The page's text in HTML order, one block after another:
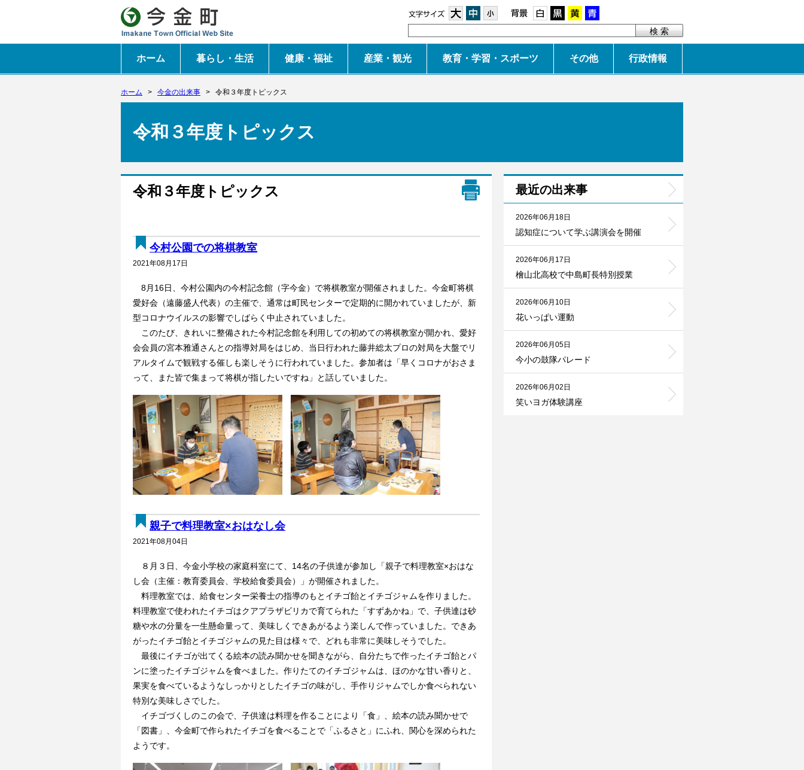
大 中 白 黒 黄
ホーム 暮らし・生活 健康・福祉 産業・観光 教育・学習・スポーツ その他 行政情報
ホーム > 今金の出来事 > 令和３年度トピックス
令和３年度トピックス
令和３年度トピックス
今村公園での将棋教室
2021年08月17日
8月16日、今村公園内の今村記念館（字今金）で将棋教室が開催されました。今金町将棋
愛好会（遠藤盛人代表）の主催で、通常は町民センターで定期的に開かれていましたが、新
型コロナウイルスの影響でしばらく中止されていました。
このたび、きれいに整備された今村記念館を利用しての初めての将棋教室が開かれ、愛好
会会員の宮本雅通さんとの指導対局をはじめ、当日行われた藤井総太プロの対局を大盤でリ
アルタイムで観戦する催しも楽しそうに行われていました。参加者は「早くコロナがおさま
って、また皆で集まって将棋が指したいですね」と話していました。
親子で料理教室×おはなし会
2021年08月04日
８月３日、今金小学校の家庭科室にて、14名の子供達が参加し「親子で料理教室×おはな
し会（主催：教育委員会、学校給食委員会）」が開催されました。
料理教室では、給食センター栄養士の指導のもとイチゴ飴とイチゴジャムを作りました。
料理教室で使われたイチゴはクアプラザビリカで育てられた「すずあかね」で、子供達は砂
糖や水の分量を一生懸命量って、美味しくできあがるよう楽しんで作っていました。できあ
がったイチゴ飴とイチゴジャムの見た目は様々で、どれも非常に美味しそうでした。
最後にイチゴが出てくる絵本の読み聞かせを聞きながら、自分たちで作ったイチゴ飴とパ
ンに塗ったイチゴジャムを食べました。作りたてのイチゴジャムは、ほのかな甘い香りと、
果実を食べているようなしっかりとしたイチゴの味がし、手作りジャムでしか食べられない
特別な美味しさでした。
イチゴづくしのこの会で、子供達は料理を作ることにより「食」、絵本の読み聞かせで
「図書」、今金町で作られたイチゴを食べることで「ふるさと」にふれ、関心を深められた
ようです。
最近の出来事
2026年06月18日
認知症について学ぶ講演会を開催
2026年06月17日
檜山北高校で中島町長特別授業
2026年06月10日
花いっぱい運動
2026年06月05日
今小の鼓隊パレード
2026年06月02日
笑いヨガ体験講座